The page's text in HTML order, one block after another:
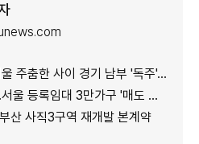
기 남부 '독주'…세제 개편에 실수요 이동 빨라지나
등록임대 3만가구 '매도 기로'
산 사직3구역 재개발 본계약